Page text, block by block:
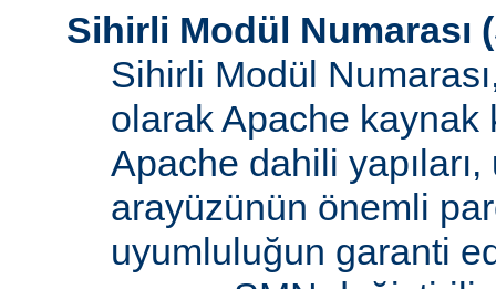
Sihirli Modül Numarası (
Sihirli Modül
olarak Apache kaynak
Apache dahili
arayüzünün önemli
uyumluluğun garanti